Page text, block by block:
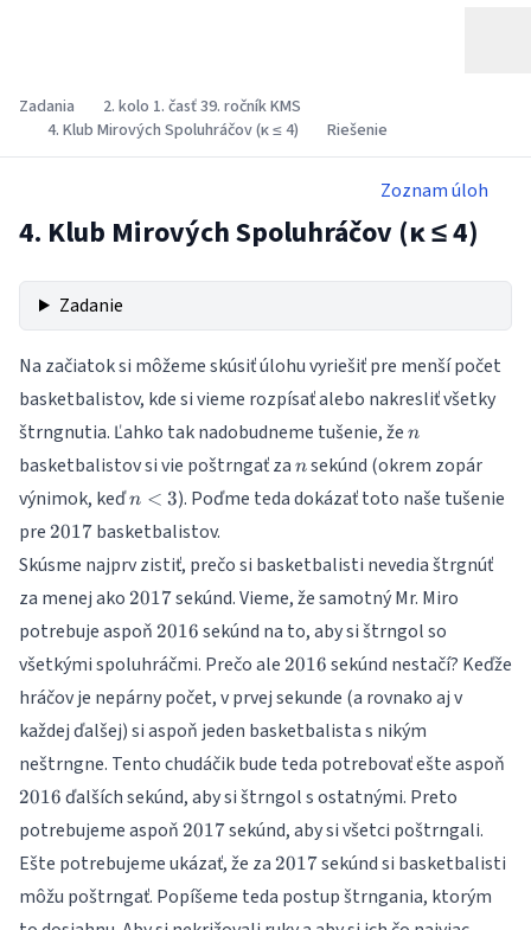
Zadania
2. kolo 1. časť 39. ročník KMS
4. Klub Mirových Spoluhráčov (κ ≤ 4)
Riešenie
Zoznam úloh
4. Klub Mirových Spoluhráčov (κ ≤ 4)
Zadanie
Na začiatok si môžeme skúsiť úlohu vyriešiť pre menší počet
basketbalistov, kde si vieme rozpísať alebo nakresliť všetky
štrngnutia. Ľahko tak nadobudneme tušenie, že n
n
basketbalistov si vie poštrngať za n
nsekúnd (okrem zopár
výnimok, keďn
3
n < 3). Poďme teda dokázať toto naše tušenie
pre 2017
2017 basketbalistov.
Skúsme najprv zistiť, prečo si basketbalisti nevedia štrgnúť
za menej ako 2017
2017sekúnd. Vieme, že samotný Mr. Miro
potrebuje aspoň 2016
2016 sekúnd na to, aby si štrngol so
všetkými spoluhráčmi. Prečo ale 2016
2016 sekúnd nestačí? Keďže
hráčov je nepárny počet, v prvej sekunde (a rovnako aj v
každej ďalšej) si aspoň jeden basketbalista s nikým
neštrngne. Tento chudáčik bude teda potrebovať ešte aspoň
2016 ďalších sekúnd, aby si štrngol s ostatnými. Preto
potrebujeme aspoň 2017
2017sekúnd, aby si všetci poštrngali.
Ešte potrebujeme ukázať, že za 2017
2017sekúnd si basketbalisti
môžu poštrngať. Popíšeme teda postup štrngania, ktorým